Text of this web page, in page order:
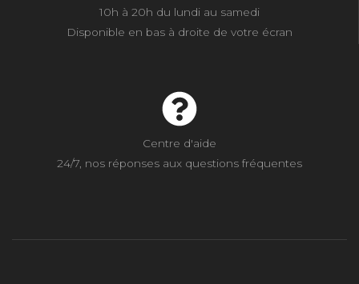
10h à 20h du lundi au samedi
Disponible en bas à droite de votre écran
Centre d'aide
24/7, nos réponses aux questions fréquentes